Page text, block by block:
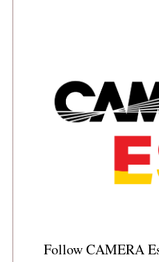
Follow CAMERA